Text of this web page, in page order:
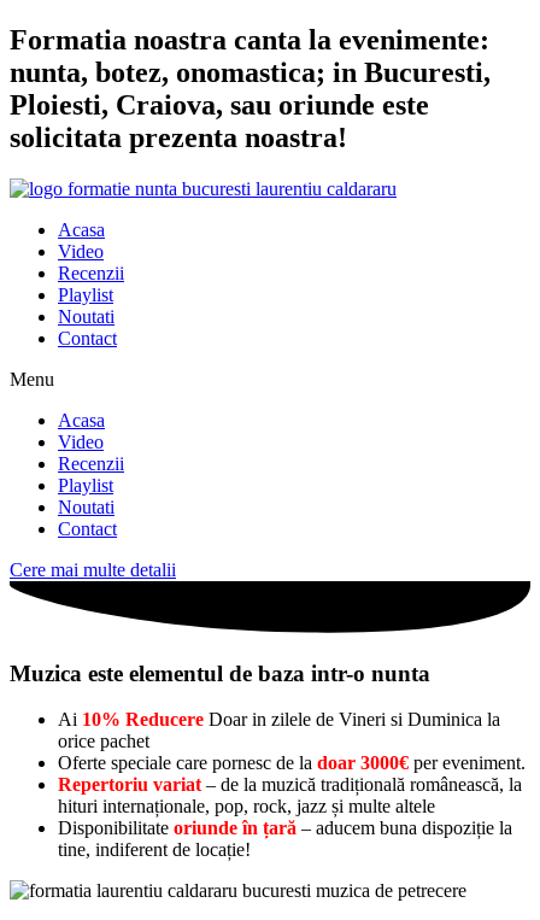
Sari
la
conținut
Formatia noastra canta la evenimente:
nunta, botez, onomastica; in Bucuresti,
Ploiesti, Craiova, sau oriunde este
solicitata prezenta noastra!
Acasa
Video
Recenzii
Playlist
Noutati
Contact
Menu
Acasa
Video
Recenzii
Playlist
Noutati
Contact
Cere mai multe detalii
Muzica este elementul de baza intr-o nunta
Ai 10% Reducere Doar in zilele de Vineri si Duminica la
orice pachet
Oferte speciale care pornesc de la doar 3000€ per eveniment.
Repertoriu variat– de la muzică tradițională românească, la
hituri internaționale, pop, rock, jazz și multe altele
Disponibilitate oriunde în țară – aducem buna dispoziție la
tine, indiferent de locație!